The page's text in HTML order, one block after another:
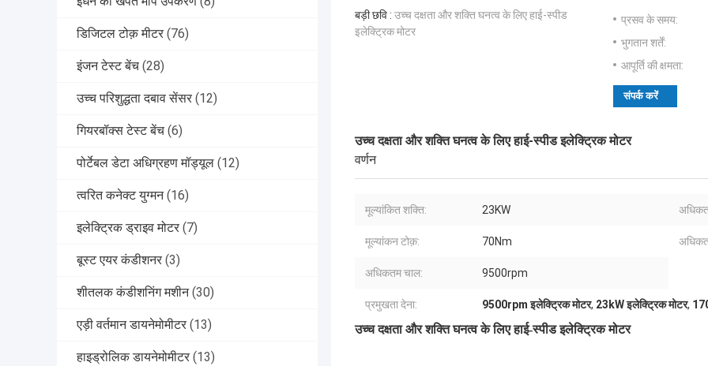
डिजिटल टोक़ मीटर (76)
इंजन टेस्ट बेंच (28)
उच्च परिशुद्धता दबाव सेंसर (12)
गियरबॉक्स टेस्ट बेंच (6)
पोर्टेबल डेटा अधिग्रहण मॉड्यूल (12)
त्वरित कनेक्ट युग्मन (16)
इलेक्ट्रिक ड्राइव मोटर (7)
बूस्ट एयर कंडीशनर (3)
शीतलक कंडीशनिंग मशीन (30)
एड़ी वर्तमान डायनेमोमीटर (13)
हाइड्रोलिक डायनेमोमीटर (13)
बड़ी छवि : उच्च दक्षता और शक्ति घनत्व के लिए हाई-स्पीड
इलेक्ट्रिक मोटर
प्रसव के समय:
भुगतान शर्तें:
आपूर्ति की क्षमता:
संपर्क करें
उच्च दक्षता और शक्ति घनत्व के लिए हाई-स्पीड इलेक्ट्रिक मोटर
वर्णन
मूल्यांकित शक्ति: 23KW
मूल्यांकन टोक़: 70Nm
अधिकतम चाल: 9500rpm
प्रमुखता देना: 9500rpm इलेक्ट्रिक मोटर, 23kW इलेक्ट्रिक मोटर,
उच्च दक्षता और शक्ति घनत्व के लिए हाई-स्पीड इलेक्ट्रिक मोटर